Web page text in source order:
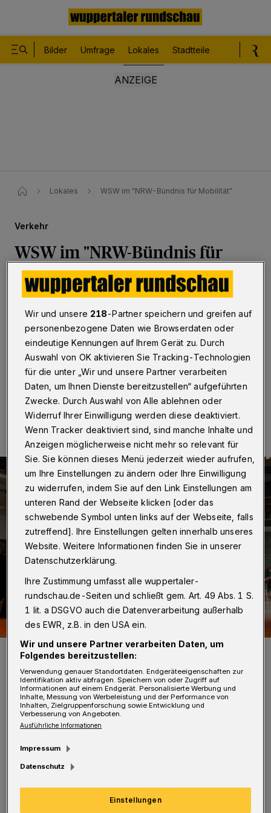
Bilder Umfrage Lokales Stadtteile
Lokales WSW im "NRW-Bündnis für Mobilität"
Verkehr
WSW im "NRW-Bündnis für
Mobilität"
von morgen gestalten — das ist das Ziel des
Bündnisses für Mobilität, das NRW-Verkehrsminister
Hendrik Wüst offiziell gegründet hat. Auch Wuppertal
beteiligt sich.
21.02.2018 , 18:15 Uhr Eine Minute Lesezeit
Gemeinsam NRW mobil halten (v.li.): Andreas Feicht (WSW), NRW-
Verkehrsminister Hendrick Wüst und Ulrich Jaeger (WSW mobil) bei
der Unterzeichnung des Bündnisses für Mobilität in Düsseldorf.
Foto: Landesregierung NRW
F
(VKU) NRW hat WSW-Chef Andreas Feicht die
Wir und unsere 218-Partner speichern und greifen auf
personenbezogene Daten wie Browserdaten oder
eindeutige Kennungen auf Ihrem Gerät zu. Durch
Auswahl von OK aktivieren Sie Tracking-Technologien
für die unter „Wir und unsere Partner verarbeiten
Daten, um Ihnen Dienste bereitzustellen“ aufgeführten
Zwecke. Durch Auswahl von Alle ablehnen oder
Widerruf Ihrer Einwilligung werden diese deaktiviert.
Wenn Tracker deaktiviert sind, sind manche Inhalte und
Anzeigen möglicherweise nicht mehr so relevant für
Sie. Sie können dieses Menü jederzeit wieder aufrufen,
um Ihre Einstellungen zu ändern oder Ihre Einwilligung
zu widerrufen, indem Sie auf den Link Einstellungen am
unteren Rand der Webseite klicken [oder das
schwebende Symbol unten links auf der Webseite, falls
zutreffend]. Ihre Einstellungen gelten innerhalb unseres
Website. Weitere Informationen finden Sie in unserer
Datenschutzerklärung.
Ihre Zustimmung umfasst alle wuppertaler-
rundschau.de-Seiten und schließt gem. Art. 49 Abs. 1 S.
1 lit. a DSGVO auch die Datenverarbeitung außerhalb
des EWR, z.B. in den USA ein.
Wir und unsere Partner verarbeiten Daten, um
Folgendes bereitzustellen:
Verwendung genauer Standortdaten. Endgeräteeigenschaften zur
Identifikation aktiv abfragen. Speichern von oder Zugriff auf
Informationen auf einem Endgerät. Personalisierte Werbung und
Inhalte, Messung von Werbeleistung und der Performance von
Inhalten, Zielgruppenforschung sowie Entwicklung und
Verbesserung von Angeboten.
Ausführliche Informationen
Impressum
Datenschutz
Einstellungen